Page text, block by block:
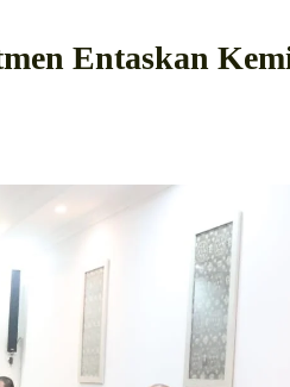
Entaskan